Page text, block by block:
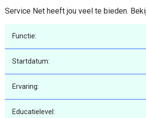
Service Net heeft jou veel te bieden.
Functie:
Startdatum:
Ervaring:
Educatielevel: